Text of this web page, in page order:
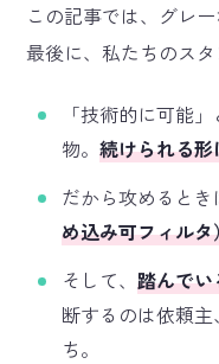
この記事では、グレ
最後に、私たちのス
「技術的に可能
物。 続けられる
だから攻めると
め込み可フィル
そして、 踏んで
断するのは依頼
ち。